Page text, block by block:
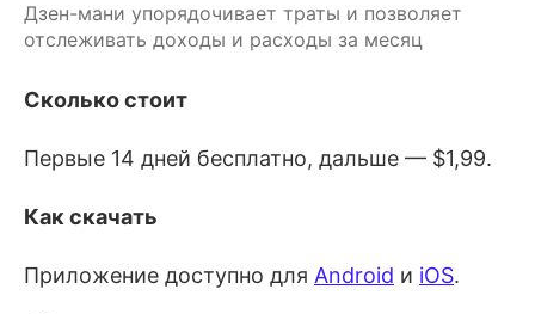
Дзен-мани упорядочивает траты и позволяет
отслеживать доходы и расходы за месяц
Сколько стоит
Первые 14 дней бесплатно, дальше — $1,99.
Как скачать
Приложение доступно для Android и iOS.